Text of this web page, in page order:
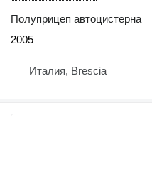
Полуприцеп автоцистерна
2005
Италия, Brescia